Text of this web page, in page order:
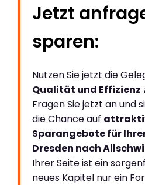
Jetzt
sparen:
Nutzen Sie jetzt die
Qualität und Effizienz
Fragen Sie jetzt an und
die Chance auf
Sparangebote für
Dresden nach
Ihrer Seite ist ein
neues Kapitel nur ein